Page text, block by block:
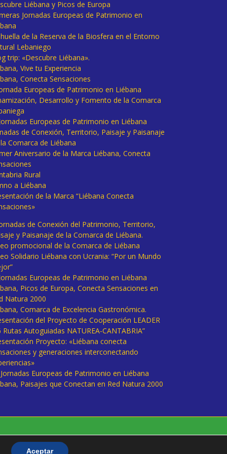
Liébana y Picos de Europa
Jornadas Europeas de Patrimonio en
de la Reserva de la Biosfera en el Entorno
Lebaniego
trip: «Descubre Liébana».
Vive tu Experiencia
Conecta Sensaciones
Europeas de Patrimonio en Liébana
Desarrollo y Fomento de la Comarca
Europeas de Patrimonio en Liébana
de Conexión, Territorio, Paisaje y Paisanaje
Comarca de Liébana
Aniversario de la Marca Liébana, Conecta
Rural
a Liébana
de la Marca “Liébana Conecta
de Conexión del Patrimonio, Territorio,
y Paisanaje de la Comarca de Liébana.
promocional de la Comarca de Liébana
Solidario Liébana con Ucrania: “Por un Mundo
Europeas de Patrimonio en Liébana
Picos de Europa, Conecta Sensaciones en
Natura 2000
Comarca de Excelencia Gastronómica.
del Proyecto de Cooperación LEADER
Rutas Autoguiadas NATUREA-CANTABRIA”
Proyecto: «Liébana conecta
y generaciones interconectando
Europeas de Patrimonio en Liébana
Paisajes que Conectan en Red Natura 2000
Aceptar